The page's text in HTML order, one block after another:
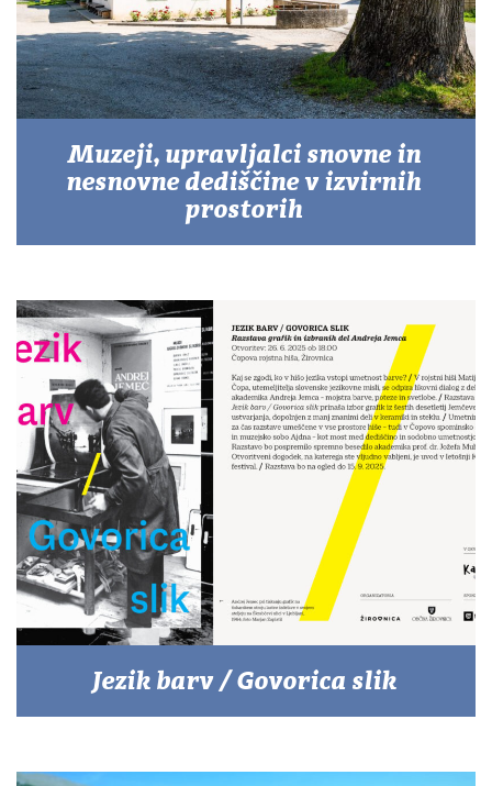
Muzeji, upravljalci snovne in
nesnovne dediščine v izvirnih
prostorih
Jezik barv / Govorica slik